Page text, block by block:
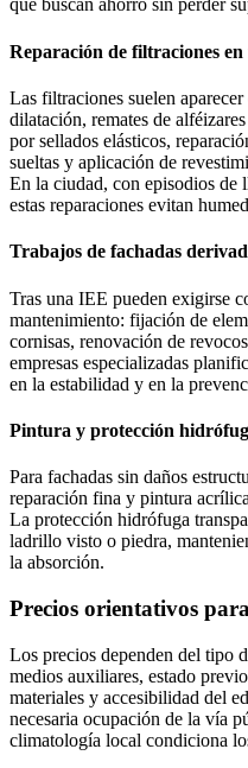
que buscan ahorro sin perder
Reparación de filtraciones
Las filtraciones suelen
dilatación, remates de
por sellados elásticos,
sueltas y aplicación de
En la ciudad, con episodios de
estas reparaciones evitan
Trabajos de fachadas
Tras una IEE pueden exigirse
mantenimiento: fijación de
cornisas, renovación de
empresas especializadas
en la estabilidad y en la
Pintura y protección
Para fachadas sin daños
reparación fina y pintura
La protección hidrófuga
ladrillo visto o piedra,
la absorción.
Precios orientativos
Los precios dependen del tipo
medios auxiliares, estado
materiales y accesibilidad del
necesaria ocupación de la vía
climatología local condiciona